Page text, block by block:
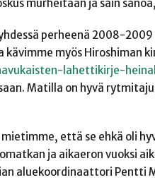
murheitaan ja sain
perheenä 2008-2009
myös Hiroshiman
lahettikirje-
Matilla on hyvä
että se ehkä oli
ja aikaeron vuoksi
aluekoordinaattori Pentti